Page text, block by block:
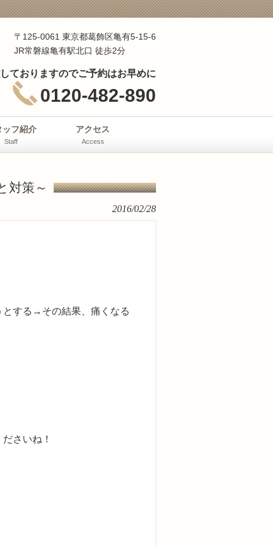
〒125-0061 東京都葛飾区亀有5-15-6
JR常磐線亀有駅北口 徒歩2分
ておりますのでご予約はお早めに
0120-482-890
ッフ紹介
Staff
アクセス
Access
対策～
2016/02/28
する→その結果、痛くなる
さいね！